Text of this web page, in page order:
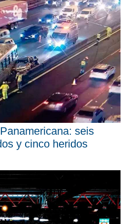
seis
y cinco heridos